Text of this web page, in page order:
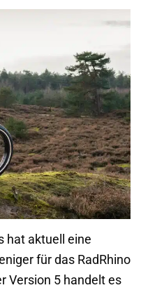
hat aktuell eine
für das RadRhino
Version 5 handelt es